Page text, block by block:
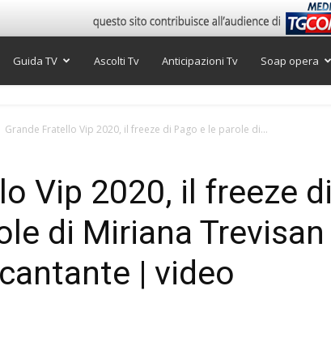
Guida TV Ascolti Tv Anticipazioni Tv Soap opera
Grande Fratello Vip 2020, il freeze di Pago e le parole di...
Vip 2020, il freeze di
di Miriana Trevisan
| video